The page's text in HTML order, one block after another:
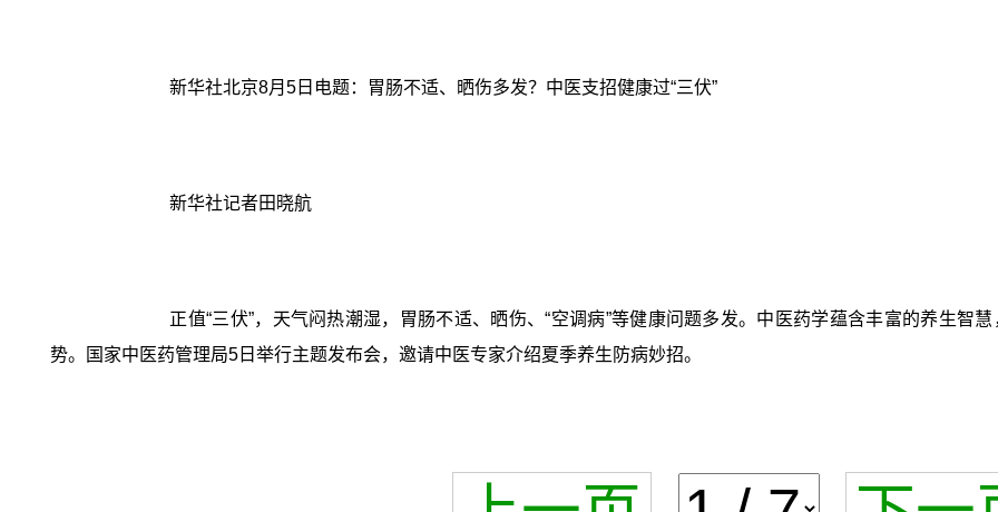
新华社北京8月5日电题：胃肠不适、晒伤多发？中医支招健康过“三伏”
新华社记者田晓航
正值“三伏”，天气闷热潮湿，胃肠不适、晒伤、“空调病”等健康问题多发。中医药学蕴含丰富的养生智
势。国家中医药管理局5日举行主题发布会，邀请中医专家介绍夏季养生防病妙招。